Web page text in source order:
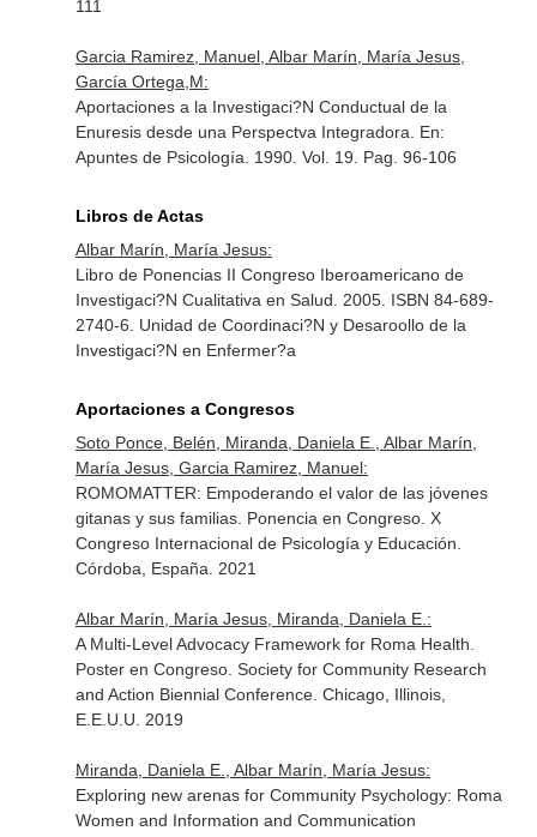
111
Garcia Ramirez, Manuel, Albar Marín, María Jesus,
García Ortega,M:
Aportaciones a la Investigaci?N Conductual de la
Enuresis desde una Perspectva Integradora. En:
Apuntes de Psicología . 1990. Vol. 19. Pag. 96-106
Libros de Actas
Albar Marín, María Jesus:
Libro de Ponencias II Congreso Iberoamericano de
Investigaci?N Cualitativa en Salud. 2005. ISBN 84-689-
2740-6. Unidad de Coordinaci?N y Desaroollo de la
Investigaci?N en Enfermer?a
Aportaciones a Congresos
Soto Ponce, Belén, Miranda, Daniela E., Albar Marín,
María Jesus, Garcia Ramirez, Manuel:
ROMOMATTER: Empoderando el valor de las jóvenes
gitanas y sus familias. Ponencia en Congreso. X
Congreso Internacional de Psicología y Educación.
Córdoba, España. 2021
Albar Marín, María Jesus, Miranda, Daniela E.:
A Multi-Level Advocacy Framework for Roma Health.
Poster en Congreso. Society for Community Research
and Action Biennial Conference. Chicago, Illinois,
E.E.U.U. 2019
Miranda, Daniela E., Albar Marín, María Jesus:
Exploring new arenas for Community Psychology: Roma
Women and Information and Communication